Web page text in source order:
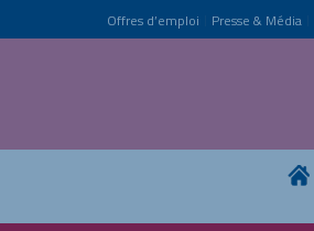
Offres d’emploi Presse & Média